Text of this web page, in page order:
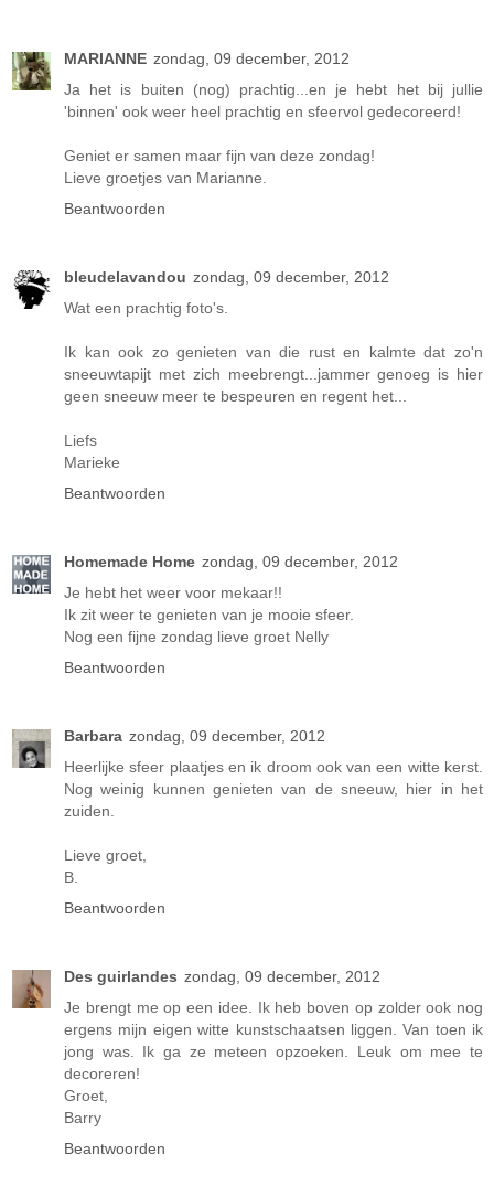
MARIANNE zondag, 09 december, 2012
Ja het is buiten (nog) prachtig...en je hebt het bij jullie
'binnen' ook weer heel prachtig en sfeervol gedecoreerd!
Geniet er samen maar fijn van deze zondag!
Lieve groetjes van Marianne.
Beantwoorden
bleudelavandou zondag, 09 december, 2012
Wat een prachtig foto's.
Ik kan ook zo genieten van die rust en kalmte dat zo'n
sneeuwtapijt met zich meebrengt...jammer genoeg is hier
geen sneeuw meer te bespeuren en regent het...
Liefs
Marieke
Beantwoorden
Homemade Home zondag, 09 december, 2012
Je hebt het weer voor mekaar!!
Ik zit weer te genieten van je mooie sfeer.
Nog een fijne zondag lieve groet Nelly
Beantwoorden
Barbara zondag, 09 december, 2012
Heerlijke sfeer plaatjes en ik droom ook van een witte kerst.
Nog weinig kunnen genieten van de sneeuw, hier in het
zuiden.
Lieve groet,
B.
Beantwoorden
Des guirlandes zondag, 09 december, 2012
Je brengt me op een idee. Ik heb boven op zolder ook nog
ergens mijn eigen witte kunstschaatsen liggen. Van toen ik
jong was. Ik ga ze meteen opzoeken. Leuk om mee te
decoreren!
Groet,
Barry
Beantwoorden